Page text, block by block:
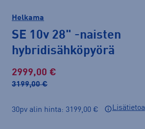
Helkama
SE 10v 28" -naisten
hybridisähköpyörä
2999,00 €
3199,00 €
30pv alin hinta: 3199,00 € Lisätietoa